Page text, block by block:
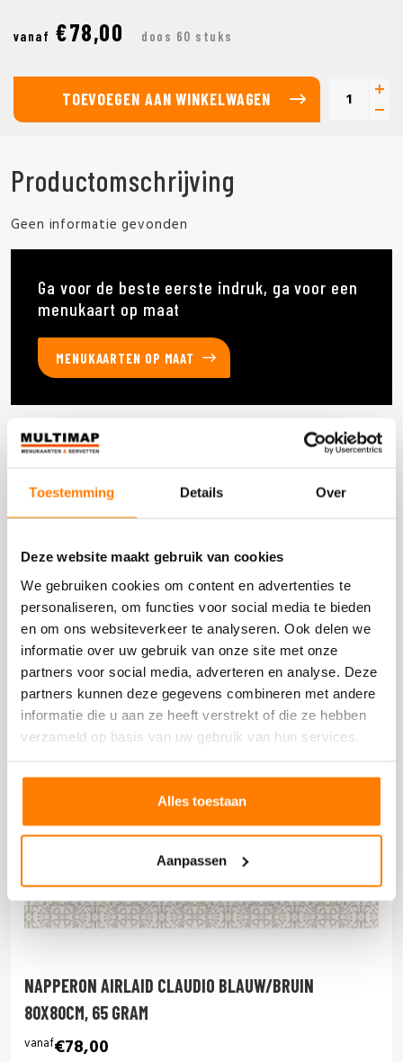
Toestemming Details Over
Deze website maakt gebruik van cookies
We gebruiken cookies om content en advertenties te
personaliseren, om functies voor social media te bieden
en om ons websiteverkeer te analyseren. Ook delen we
informatie over uw gebruik van onze site met onze
partners voor social media, adverteren en analyse. Deze
partners kunnen deze gegevens combineren met andere
informatie die u aan ze heeft verstrekt of die ze hebben
verzameld op basis van uw gebruik van hun services.
Alles toestaan
Aanpassen
vanaf €78,00 doos 60 stuks
TOEVOEGEN AAN WINKELWAGEN
Productomschrijving
Geen informatie gevonden
Ga voor de beste eerste indruk, ga voor een
menukaart op maat
MENUKAARTEN OP MAAT
DOOS 60 STUKS
NAPPERON AIRLAID CLAUDIO BLAUW/BRUIN
80X80CM, 65 GRAM
vanaf€78,00